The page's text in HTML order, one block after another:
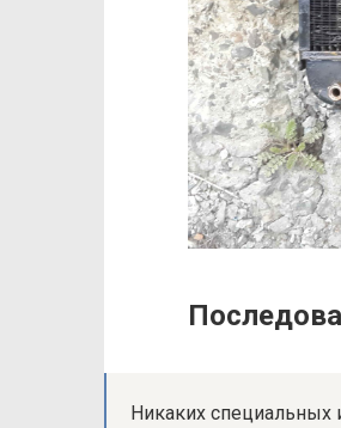
Никаких специальных